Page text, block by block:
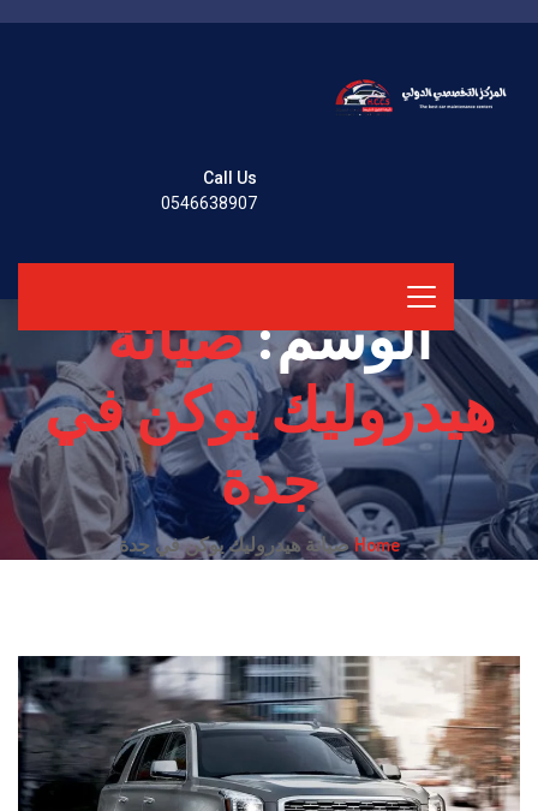
Call Us
0546638907
الوسم:صيانة
هيدروليك يوكن في
جدة
Homeصيانة هيدروليك يوكن في جدة